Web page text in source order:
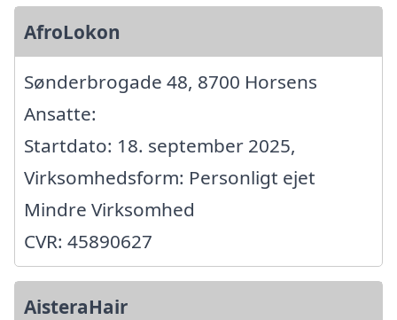
AfroLokon
Sønderbrogade 48, 8700 Horsens
Ansatte:
Startdato: 18. september 2025,
Virksomhedsform: Personligt ejet
Mindre Virksomhed
CVR: 45890627
AisteraHair